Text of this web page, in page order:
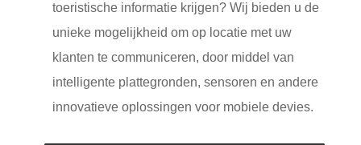
toeristische informatie krijgen? Wij bieden u de
unieke mogelijkheid om op locatie met uw
klanten te communiceren, door middel van
intelligente plattegronden, sensoren en andere
innovatieve oplossingen voor mobiele devies.